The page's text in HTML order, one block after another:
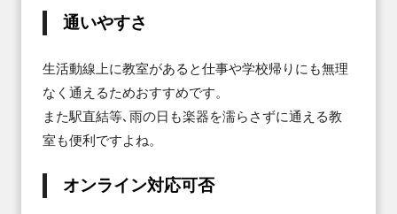
通いやすさ
生活動線上に教室があると仕事や学校帰りにも無理
なく通えるためおすすめです。
また駅直結等､雨の日も楽器を濡らさずに通える教
室も便利ですよね。
オンライン対応可否